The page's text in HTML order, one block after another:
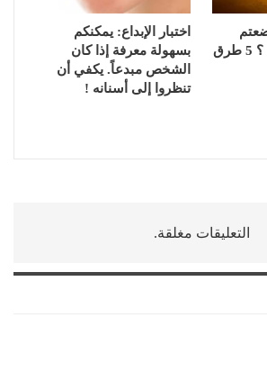
طريقكم في الحياة ؟ 5 طرق
اختبار الإبداع: يمكنكم
بسهولة معرفة إذا كان
الشخص مبدعاً. يكفي أن
تنظروا إلى أسنانه !
التعليقات مغلقة.